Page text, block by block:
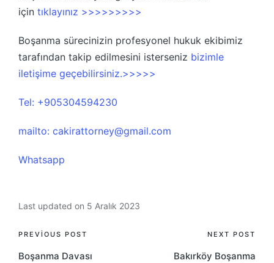
için tıklayınız >>>>>>>>>
Boşanma sürecinizin profesyonel hukuk ekibimiz
tarafından takip edilmesini isterseniz bizimle
iletişime geçebilirsiniz.>>>>>
Tel: +905304594230
mailto: cakirattorney@gmail.com
Whatsapp
Last updated on 5 Aralık 2023
Post
PREVIOUS POST
Boşanma Davası
NEXT POST
Bakırköy Boşanma